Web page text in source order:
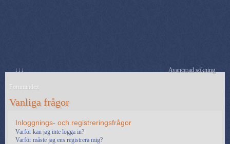
↓↓↓ Avancerad sökning
Forumindex
Vanliga frågor
Inloggnings- och registreringsfrågor
Varför kan jag inte logga in?
Varför måste jag ens registrera mig?